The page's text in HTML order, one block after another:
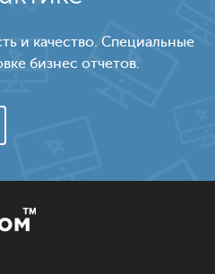
и качество. Специальные
бизнес отчетов.